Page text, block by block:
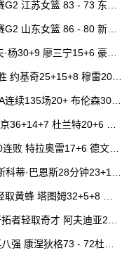
江苏女篮 83 - 73 东莞
山东女篮 86 - 80 新疆
杨30+9 廖三宁15+6 豪斯
约基奇25+15+8 穆雷20+
续135场20+ 布伦森30分
36+14+7 杜兰特20+6 锡
败 特拉奥雷17+6 德文·
蒂·巴恩斯28分钟23+15
黄蜂 塔图姆32+5+8 普
者轻取奇才 阿夫迪亚20+
强 康涅狄格73 - 72杜克